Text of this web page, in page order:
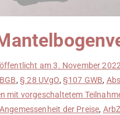
am3. November 2022
, § 28 UVgO, §107 GWB,
mit vorgeschaltetem
Angemessenheit der Preise,